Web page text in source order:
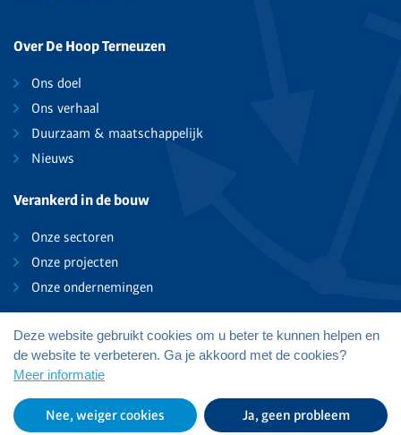
Deze website gebruikt cookies om u beter te kunnen helpen en
de website te verbeteren. Ga je akkoord met de cookies?
Meer informatie
Nee, weiger cookies Ja, geen probleem
Over De Hoop Terneuzen
Ons doel
Ons verhaal
Duurzaam & maatschappelijk
Nieuws
Verankerd in de bouw
Onze sectoren
Onze projecten
Onze ondernemingen
Privacy
Website:
Elloro